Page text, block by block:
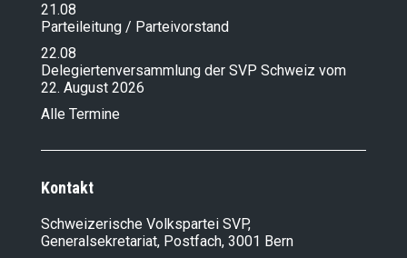
21.08
Parteileitung / Parteivorstand
22.08
Delegiertenversammlung der SVP Schweiz vom
22. August 2026
Alle Termine
Kontakt
Schweizerische Volkspartei SVP,
Generalsekretariat, Postfach, 3001 Bern